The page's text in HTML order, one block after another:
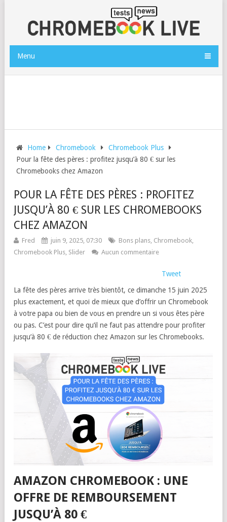
Menu
Home Chromebook
Chromebook Plus
Pour la fête des pères : profitez jusqu’à 80 € sur les
Chromebooks chez Amazon
POUR LA FÊTE DES PÈRES : PROFITEZ
JUSQU’À 80 € SUR LES CHROMEBOOKS
CHEZ AMAZON
Fred juin 9, 2025, 07:30 Bons plans, Chromebook,
Chromebook Plus, Slider Aucun commentaire
Tweet
La fête des pères arrive très bientôt, ce dimanche 15 juin 2025
plus exactement, et quoi de mieux que d’offrir un Chromebook
à votre papa ou bien de vous en prendre un si vous êtes père
ou pas. C’est pour dire qu’il ne faut pas attendre pour profiter
jusqu’à 80 € de réduction chez Amazon sur les Chromebooks.
AMAZON CHROMEBOOK : UNE
OFFRE DE REMBOURSEMENT
JUSQU’À 80 €